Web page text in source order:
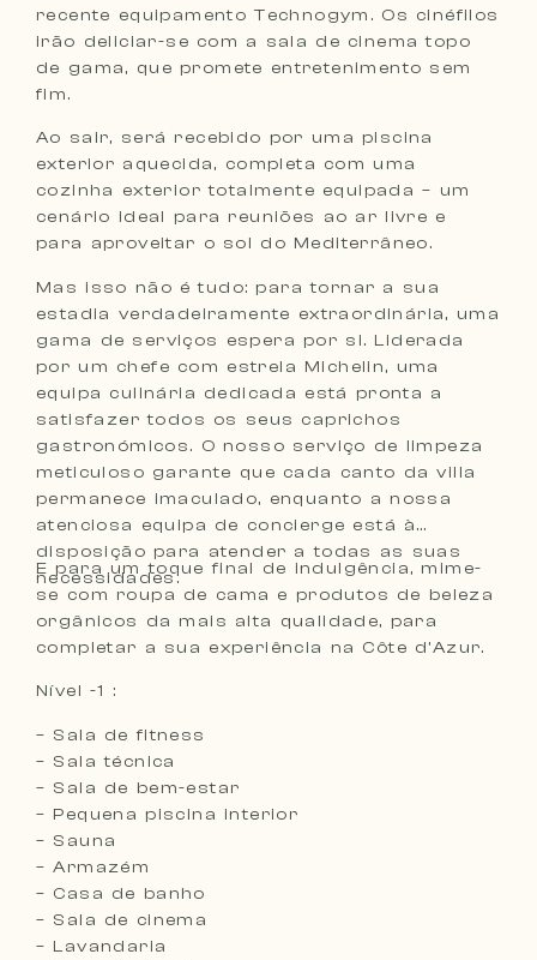
recente equipamento Technogym. Os cinéfilos
irão deliciar-se com a sala de cinema topo
de gama, que promete entretenimento sem
fim.
Ao sair, será recebido por uma piscina
exterior aquecida, completa com uma
cozinha exterior totalmente equipada – um
cenário ideal para reuniões ao ar livre e
para aproveitar o sol do Mediterrâneo.
Mas isso não é tudo: para tornar a sua
estadia verdadeiramente extraordinária, uma
gama de serviços espera por si. Liderada
por um chefe com estrela Michelin, uma
equipa culinária dedicada está pronta a
satisfazer todos os seus caprichos
gastronómicos. O nosso serviço de limpeza
meticuloso garante que cada canto da villa
permanece imaculado, enquanto a nossa
atenciosa equipa de concierge está à
disposição para atender a todas as suas
necessidades.
E para um toque final de indulgência, mime-
se com roupa de cama e produtos de beleza
orgânicos da mais alta qualidade, para
completar a sua experiência na Côte d’Azur.
Nível -1 :
– Sala de fitness
– Sala técnica
– Sala de bem-estar
– Pequena piscina interior
– Sauna
– Armazém
– Casa de banho
– Sala de cinema
– Lavandaria